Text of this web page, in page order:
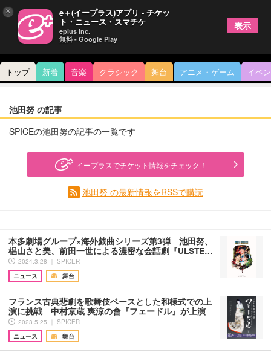
トップ 新着 音楽 クラシック 舞台 アニメ・ゲーム イベ
池田努 の記事
SPICEの池田努の記事の一覧です
イープラスでチケット情報をチェック！
池田努 の最新情報をRSSで購読
本多劇場グループ×海外戯曲シリーズ第3弾 池田努、
椙山さと美、前田一世による濃密な会話劇『ULSTE…
2024.3.28 ｜ SPICER
ニュース
舞台
フランス古典悲劇を歌舞伎ベースとした和様式での上
演に挑戦 中村京蔵 爽涼の會『フェードル』が上演
2023.5.25 ｜ SPICER
ニュース
舞台
× e＋(イープラス)アプリ - チケッ
ト・ニュース・スマチケ
eplus inc.
無料 - Google Play
表示